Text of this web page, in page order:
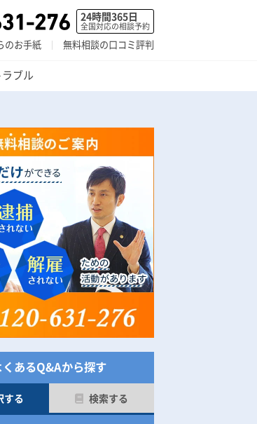
24時間365日
全国対応の相談予約
のお手紙 無料相談の口コミ評判
ブル
くあるQ&Aから探す
する 検索する